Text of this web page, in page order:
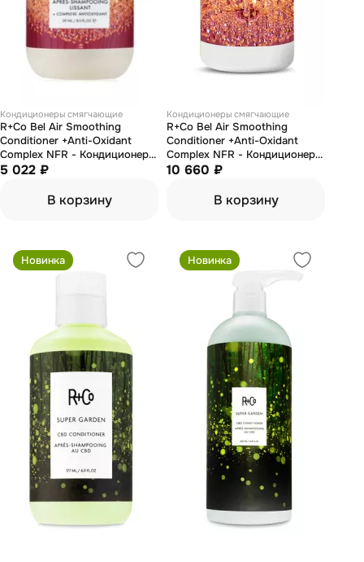
Кондиционеры смягчающие
R+Co Bel Air Smoothing
Conditioner +Anti-Oxidant
Complex NFR - Кондиционер
для разглаживания с
"бель эйр" 251 мл
5 022 ₽
В корзину
Кондиционеры смягчающие
R+Co Bel Air Smoothing
Conditioner +Anti-Oxidant
Complex NFR - Кондиционер
для разглаживания с
"бель эйр" 1000 мл
10 660 ₽
В корзину
Новинка Новинка